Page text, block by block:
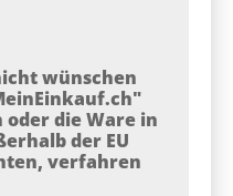
wünschen
die Ware in
der EU
verfahren